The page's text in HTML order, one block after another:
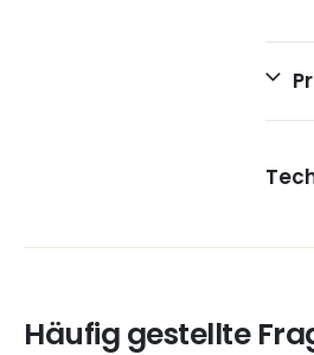
Häufig gestellte